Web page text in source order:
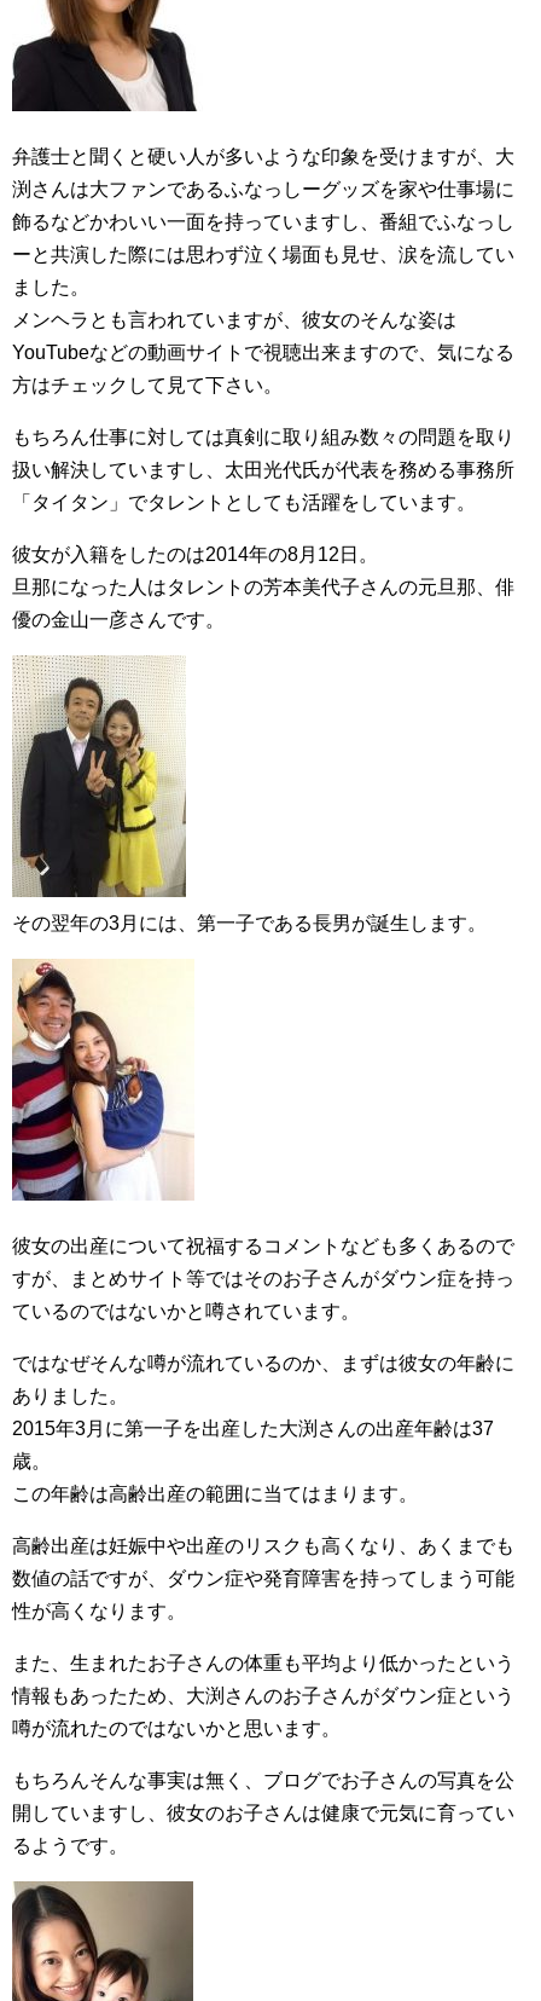
弁護士と聞くと硬い人が多いような印象を受けますが、大
渕さんは大ファンであるふなっしーグッズを家や仕事場に
飾るなどかわいい一面を持っていますし、番組でふなっし
ーと共演した際には思わず泣く場面も見せ、涙を流してい
ました。
メンヘラとも言われていますが、彼女のそんな姿は
YouTubeなどの動画サイトで視聴出来ますので、気になる
方はチェックして見て下さい。
もちろん仕事に対しては真剣に取り組み数々の問題を取り
扱い解決していますし、太田光代氏が代表を務める事務所
「タイタン」でタレントとしても活躍をしています。
彼女が入籍をしたのは2014年の8月12日。
旦那になった人はタレントの芳本美代子さんの元旦那、俳
優の金山一彦さんです。
その翌年の3月には、第一子である長男が誕生します。
彼女の出産について祝福するコメントなども多くあるので
すが、まとめサイト等ではそのお子さんがダウン症を持っ
ているのではないかと噂されています。
ではなぜそんな噂が流れているのか、まずは彼女の年齢に
ありました。
2015年3月に第一子を出産した大渕さんの出産年齢は37
歳。
この年齢は高齢出産の範囲に当てはまります。
高齢出産は妊娠中や出産のリスクも高くなり、あくまでも
数値の話ですが、ダウン症や発育障害を持ってしまう可能
性が高くなります。
また、生まれたお子さんの体重も平均より低かったという
情報もあったため、大渕さんのお子さんがダウン症という
噂が流れたのではないかと思います。
もちろんそんな事実は無く、ブログでお子さんの写真を公
開していますし、彼女のお子さんは健康で元気に育ってい
るようです。